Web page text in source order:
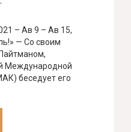
– Ав 9 – Ав 15,
— Со своим
Международной
беседует его